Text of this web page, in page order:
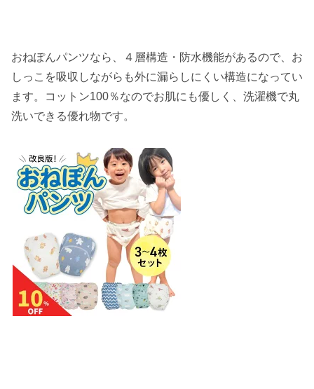
おねぽんパンツなら、４層構造・防水機能があるので、お
しっこを吸収しながらも外に漏らしにくい構造になってい
ます。コットン100％なのでお肌にも優しく、洗濯機で丸
洗いできる優れ物です。